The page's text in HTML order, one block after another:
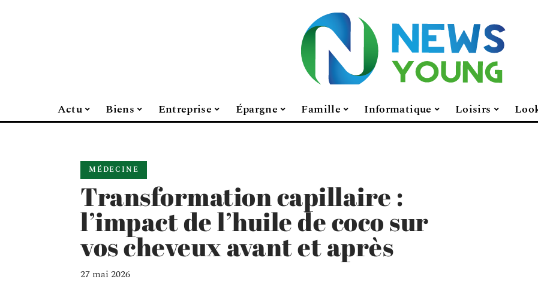
Actu Biens Entreprise Épargne Famille Informatique Loisirs
MÉDECINE
Transformation capillaire :
l’impact de l’huile de coco sur
vos cheveux avant et après
27 mai 2026